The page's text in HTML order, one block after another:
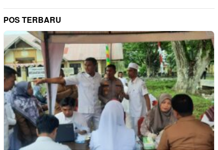
POS TERBARU